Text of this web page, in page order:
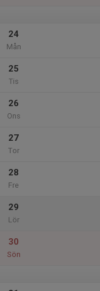
24
Mån
25
Tis
26
Ons
27
Tor
28
Fre
29
Lör
30
Sön